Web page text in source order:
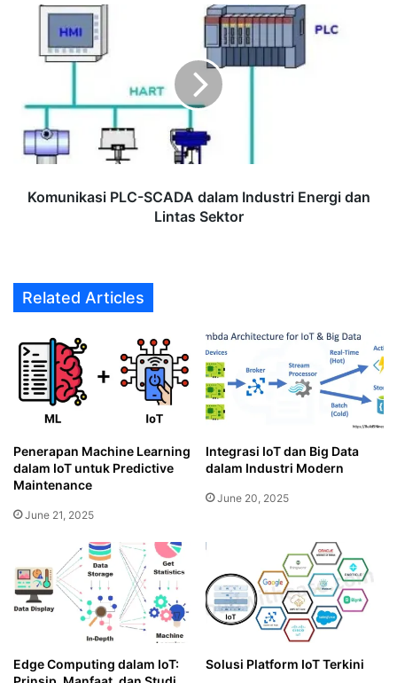
Komunikasi
SCADA
Energi
Lintas
Sektor
Komunikasi PLC-SCADA dalam Industri Energi dan
Lintas Sektor
Related Articles
Penerapan Machine Learning
dalam IoT untuk Predictive
Maintenance
June 21, 2025
Integrasi IoT dan Big Data
dalam Industri Modern
June 20, 2025
Edge Computing dalam IoT:
Solusi Platform IoT Terkini